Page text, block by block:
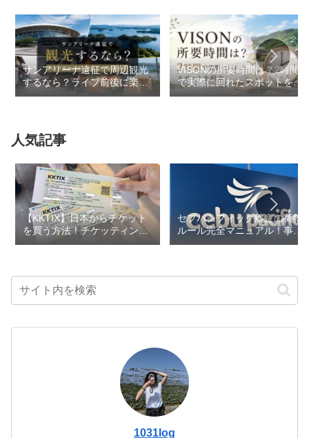
サンアリーナ遠征で周辺観光
するなら？ライブ前後に楽し
めるスポットまとめ
VISONの所要時間は？2時間
で実際に回れたスポットを紹
介
人気記事
【KKTIX】日本からチケット
を買う方法！チケッティング
のコツ・事前準備も解説
セブパシフィック航空の荷物
ルール完全マニュアル！事前
予約で追加料金を回避しよう
1031log